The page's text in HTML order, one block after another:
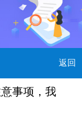
返回
事项，我